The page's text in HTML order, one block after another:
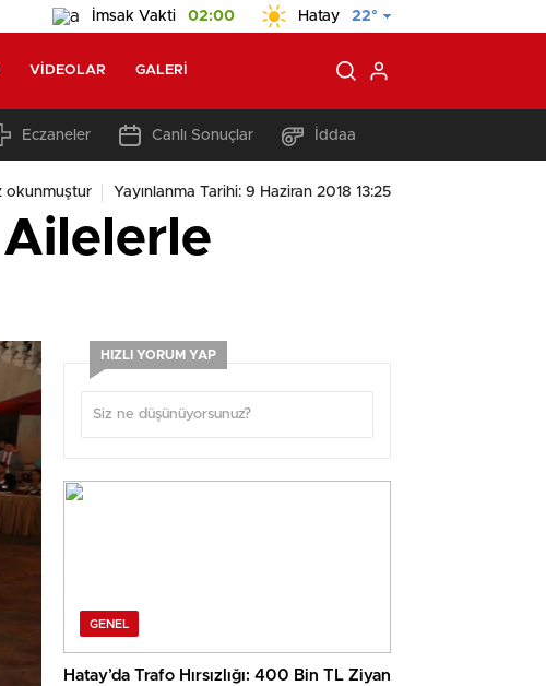
İmsak Vakti 02:00 Hatay 22°
VIDEOLAR GALERI
Eczaneler Canlı Sonuçlar İddaa
okunmuştur Yayınlanma Tarihi: 9 Haziran 2018 13:25
HIZLI YORUM YAP
GENEL
Hatay’da Trafo Hırsızlığı: 400 Bin TL Ziyan